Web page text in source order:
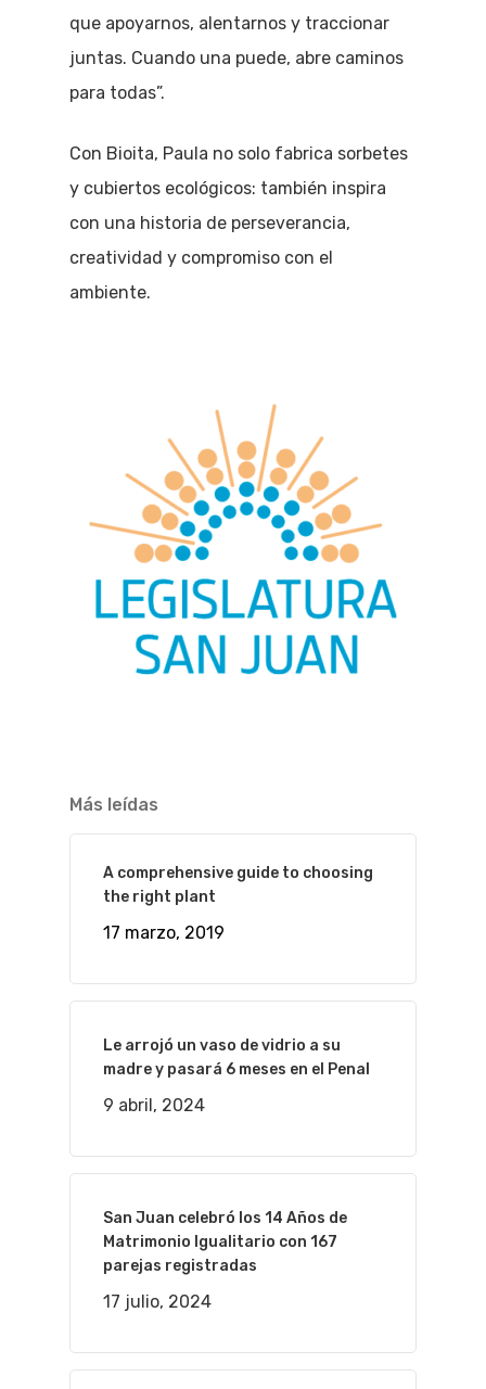
que apoyarnos, alentarnos y traccionar
juntas. Cuando una puede, abre caminos
para todas”.
Con Bioita, Paula no solo fabrica sorbetes
y cubiertos ecológicos: también inspira
con una historia de perseverancia,
creatividad y compromiso con el
ambiente.
Más leídas
A comprehensive guide to choosing
the right plant
17 marzo, 2019
Le arrojó un vaso de vidrio a su
madre y pasará 6 meses en el Penal
9 abril, 2024
San Juan celebró los 14 Años de
Matrimonio Igualitario con 167
parejas registradas
17 julio, 2024